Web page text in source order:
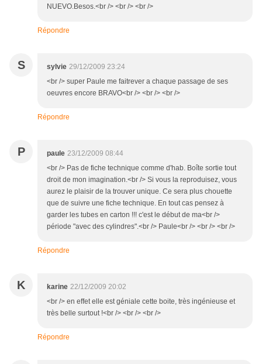
NUEVO.Besos.<br /> <br /> <br />
Répondre
S sylvie 29/12/2009 23:24
<br /> super Paule me faitrever a chaque passage de ses
oeuvres encore BRAVO<br /> <br /> <br />
Répondre
P paule 23/12/2009 08:44
<br /> Pas de fiche technique comme d'hab. Boîte sortie tout
droit de mon imagination.<br /> Si vous la reproduisez, vous
aurez le plaisir de la trouver unique. Ce sera plus chouette
que de suivre une fiche technique. En tout cas pensez à
garder les tubes en carton !!! c'est le début de ma<br />
période "avec des cylindres".<br /> Paule<br /> <br /> <br />
Répondre
K karine 22/12/2009 20:02
<br /> en effet elle est géniale cette boite, très ingénieuse et
très belle surtout !<br /> <br /> <br />
Répondre